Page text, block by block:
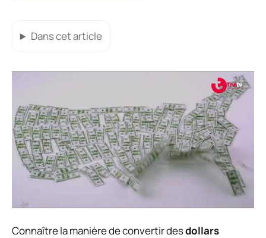
Dans cet article
Connaître la manière de convertir desdollars